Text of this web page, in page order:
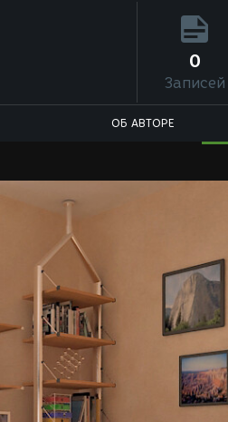
0
Записей
ОБ АВТОРЕ